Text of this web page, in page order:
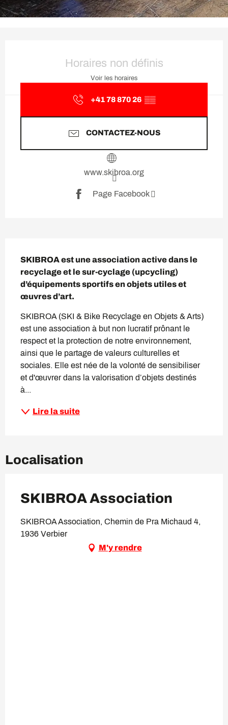
Horaires non définis
Voir les horaires
+41 78 870 26 ▒▒
CONTACTEZ-NOUS
www.skibroa.org
Page Facebook
SKIBROA est une association active dans le
recyclage et le sur-cyclage (upcycling)
d’équipements sportifs en objets utiles et
œuvres d’art.
SKIBROA (SKI & Bike Recyclage en Objets & Arts)
est une association à but non lucratif prônant le
respect et la protection de notre environnement,
ainsi que le partage de valeurs culturelles et
sociales. Elle est née de la volonté de sensibiliser
et d'œuvrer dans la valorisation d’objets destinés
à...
Lire la suite
Localisation
SKIBROA Association
SKIBROA Association, Chemin de Pra Michaud 4,
1936 Verbier
M'y rendre